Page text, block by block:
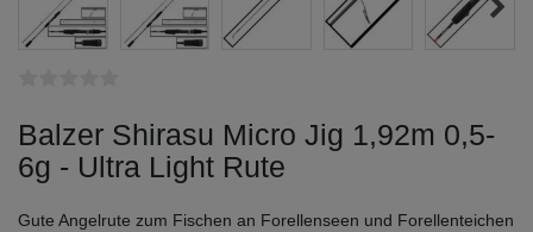
Balzer Shirasu Micro Jig 1,92m 0,5-
6g - Ultra Light Rute
Gute Angelrute zum Fischen an Forellenseen und Forellenteichen